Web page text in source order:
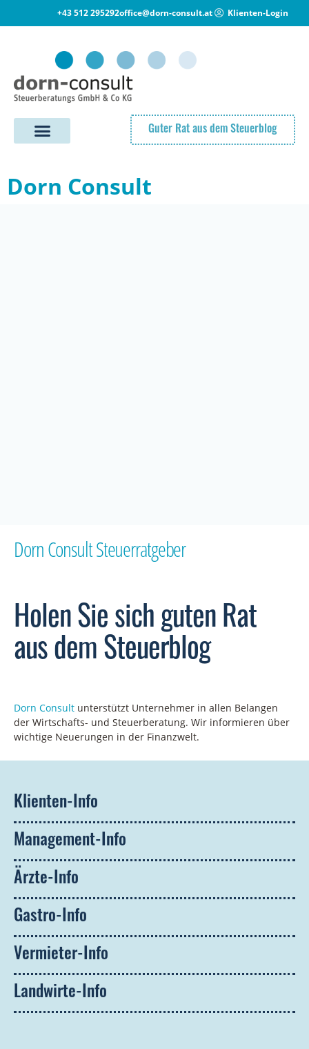
+43 512 295292office@dorn-consult.at Klienten-Login
Guter Rat aus dem Steuerblog
Dorn Consult
Dorn Consult Steuerratgeber
Holen Sie sich guten Rat
aus dem Steuerblog
Dorn Consult unterstützt Unternehmer in allen Belangen
der Wirtschafts- und Steuerberatung. Wir informieren über
wichtige Neuerungen in der Finanzwelt.
Klienten-Info
Management-Info
Ärzte-Info
Gastro-Info
Vermieter-Info
Landwirte-Info